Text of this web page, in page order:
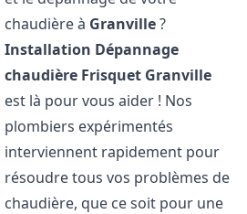
chaudière à Granville?
Installation Dépannage
chaudière Frisquet Granville
est là pour vous aider ! Nos
plombiers expérimentés
interviennent rapidement pour
résoudre tous vos problèmes de
chaudière, que ce soit pour une